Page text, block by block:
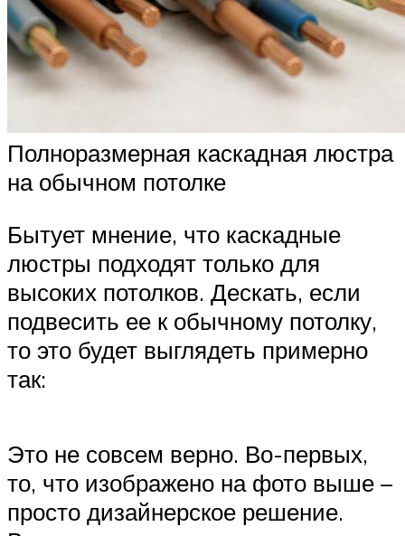
Полноразмерная каскадная люстра
на обычном потолке
Бытует мнение, что каскадные
люстры подходят только для
высоких потолков. Дескать, если
подвесить ее к обычному потолку,
то это будет выглядеть примерно
так:
Это не совсем верно. Во-первых,
то, что изображено на фото выше –
просто дизайнерское решение.